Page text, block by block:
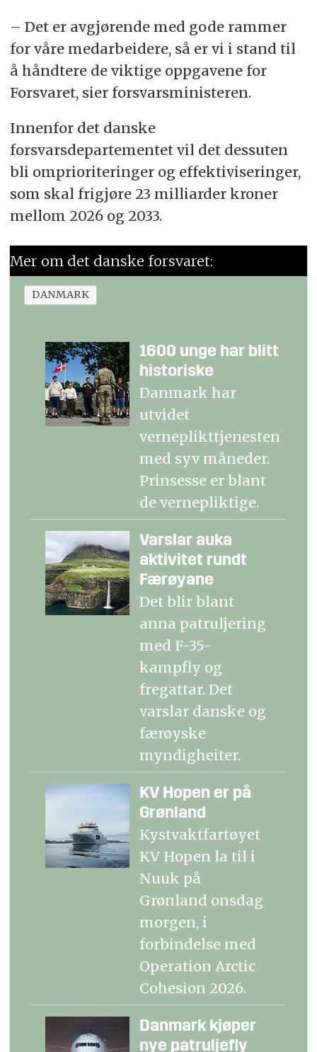
– Det er avgjørende med gode rammer
for våre medarbeidere, så er vi i stand til
å håndtere de viktige oppgavene for
Forsvaret, sier forsvarsministeren.
Innenfor det danske
forsvarsdepartementet vil det dessuten
bli omprioriteringer og effektiviseringer,
som skal frigjøre 23 milliarder kroner
mellom 2026 og 2033.
Mer om det danske forsvaret:
DANMARK
1600 unge har blitt
historiske
Danmark har
utvidet
verneplikttjenesten
med syv måneder.
Prinsesse er blant
de vernepliktige.
Varslar auka
aktivitet rundt
Færøyane
Det blir blant
anna patruljering
med F-35-
kampfly og
fregattar. Det
varslar danske og
færøyske
myndigheiter.
KV Hopen er på
Grønland
Kystvaktfartøyet
KV Hopen la til i
Nuuk på
Grønland onsdag
morgen, i
forbindelse med
Operation Arctic
Cohesion 2026.
Danmark kjøper
nye patruljefly